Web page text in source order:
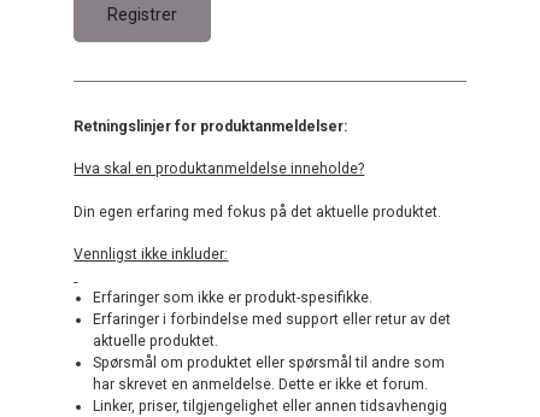
Retningslinjer for produktanmeldelser:
Hva skal en produktanmeldelse inneholde?
Din egen erfaring med fokus på det aktuelle produktet.
Vennligst ikke inkluder:
Erfaringer som ikke er produkt-spesifikke.
Erfaringer i forbindelse med support eller retur av det
aktuelle produktet.
Spørsmål om produktet eller spørsmål til andre som
har skrevet en anmeldelse. Dette er ikke et forum.
Linker, priser, tilgjengelighet eller annen tidsavhengig